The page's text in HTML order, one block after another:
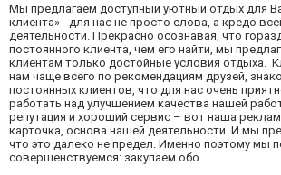
Мы предлагаем доступный уютный отдых для
клиента» - для нас не просто слова, а кредо
деятельности. Прекрасно осознавая, что
постоянного клиента, чем его найти, мы
клиентам только достойные условия отдыха.
нам чаще всего по рекомендациям друзей,
постоянных клиентов, что для нас очень
работать над улучшением качества нашей
репутация и хороший сервис – вот наша
карточка, основа нашей деятельности. И мы
что это далеко не предел. Именно поэтому мы
совершенствуемся: закупаем обо...